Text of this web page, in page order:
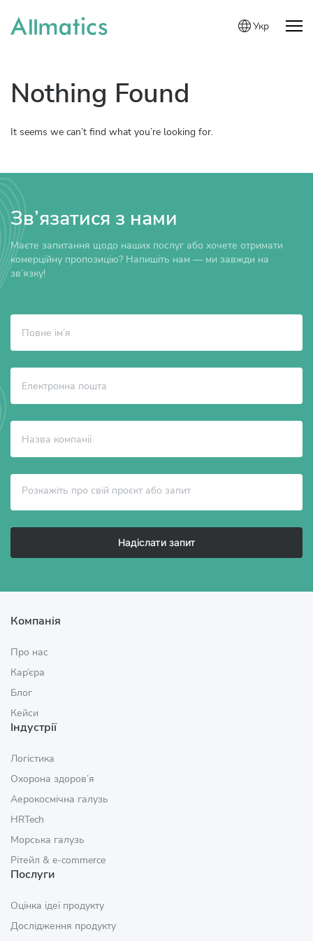
Укр
Nothing Found
It seems we can’t find what you’re looking for.
Зв’язатися з нами
Маєте запитання щодо наших послуг або хочете отримати
комерційну пропозицію? Напишіть нам — ми завжди на
зв’язку!
Надіслати запит
Компанія
Про нас
Кар’єра
Блог
Кейси
Індустрії
Логістика
Охорона здоров’я
Аерокосмічна галузь
HRTech
Морська галузь
Рітейл & e‑commerce
Послуги
Оцінка ідеї продукту
Дослідження продукту